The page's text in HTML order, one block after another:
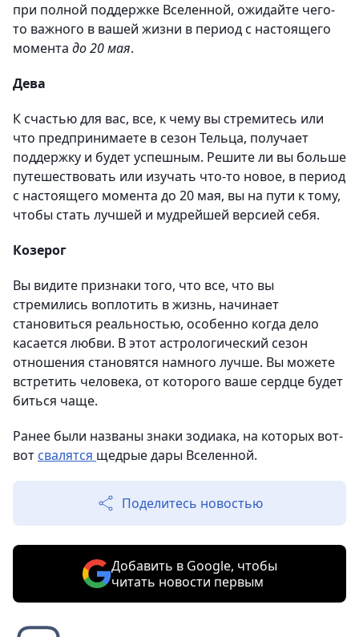
при полной поддержке Вселенной, ожидайте чего-
то важного в вашей жизни в период с настоящего
момента до 20 мая.
Дева
К счастью для вас, все, к чему вы стремитесь или
что предпринимаете в сезон Тельца, получает
поддержку и будет успешным. Решите ли вы больше
путешествовать или изучать что-то новое, в период
с настоящего момента до 20 мая, вы на пути к тому,
чтобы стать лучшей и мудрейшей версией себя.
Козерог
Вы видите признаки того, что все, что вы
стремились воплотить в жизнь, начинает
становиться реальностью, особенно когда дело
касается любви. В этот астрологический сезон
отношения становятся намного лучше. Вы можете
встретить человека, от которого ваше сердце будет
биться чаще.
Ранее были названы знаки зодиака, на которых вот-
вот свалятся щедрые дары Вселенной.
Поделитесь новостью
Добавить в Google, чтобы
читать новости первым